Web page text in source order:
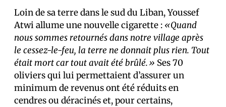
Loin de sa terre dans le sud du Liban, Youssef
Atwi allume une nouvelle cigarette : «Quand
nous sommes retournés dans notre village après
le cessez-le-feu, la terre ne donnait plus rien. Tout
était mort car tout avait été brûlé.» Ses 70
oliviers qui lui permettaient d’assurer un
minimum de revenus ont été réduits en
cendres ou déracinés et, pour certains,